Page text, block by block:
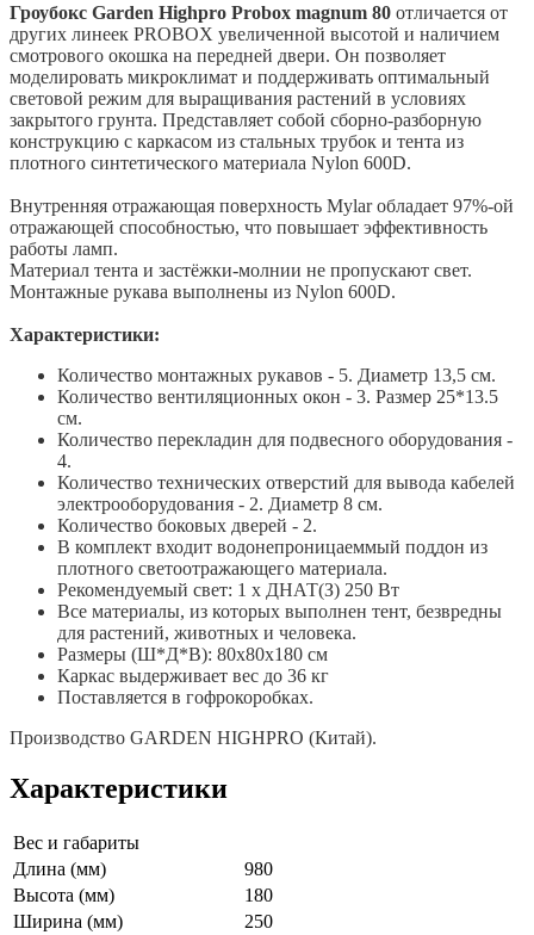
Гроубокс Garden Highpro Probox magnum 80 отличается от
других линеек PROBOX увеличенной высотой и наличием
смотрового окошка на передней двери. Он позволяет
моделировать микроклимат и поддерживать оптимальный
световой режим для выращивания растений в условиях
закрытого грунта. Представляет собой сборно-разборную
конструкцию с каркасом из стальных трубок и тента из
плотного синтетического материала Nylon 600D.
Внутренняя отражающая поверхность Mylar обладает 97%-ой
отражающей способностью, что повышает эффективность
работы ламп.
Материал тента и застёжки-молнии не пропускают свет.
Монтажные рукава выполнены из Nylon 600D.
Характеристики:
Количество монтажных рукавов - 5. Диаметр 13,5 см.
Количество вентиляционных окон - 3. Размер 25*13.5
см.
Количество перекладин для подвесного оборудования -
4.
Количество технических отверстий для вывода кабелей
электрооборудования - 2. Диаметр 8 см.
Количество боковых дверей - 2.
В комплект входит водонепроницаеммый поддон из
плотного светоотражающего материала.
Рекомендуемый свет: 1 х ДНАТ(З) 250 Вт
Все материалы, из которых выполнен тент, безвредны
для растений, животных и человека.
Размеры (Ш*Д*В): 80х80х180 см
Каркас выдерживает вес до 36 кг
Поставляется в гофрокоробках.
Производство GARDEN HIGHPRO (Китай).
Характеристики
Вес и габариты
Длина (мм)
980
Высота (мм)
180
Ширина (мм)
250